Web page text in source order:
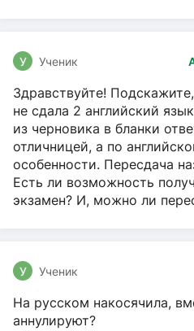
У Ученик
Здравствуйте!
не сдала 2 английский
из черновика в бланки
отличницей, а по
особенности. Пересдача
Есть ли возможность
экзамен? И, можно ли
У Ученик
На русском накосячила,
аннулируют?